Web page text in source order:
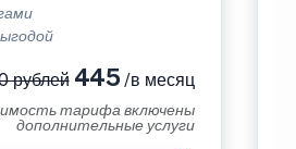
рублей445 /в месяц
тарифа включены
дополнительные услуги